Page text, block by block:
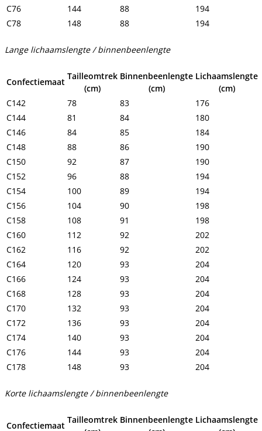
C76
144 88
194
C78
148 88 194
Lange lichaamslengte / binnenbeenlengte
Confectiemaat
Tailleomtrek
(cm)
Binnenbeenlengte
(cm)
Lichaamslengte
(cm)
C142
78 83
176
C144
81 84
180
C146
84 85
184
C148
88 86
190
C150
92 87
190
C152
96 88
194
C154
100 89
194
C156
104 90
198
C158
108 91
198
C160
112 92
202
C162
116 92
202
C164
120 93
204
C166
124 93
204
C168
128 93
204
C170
132 93
204
C172
136 93
204
C174
140 93
204
C176
144 93
204
C178
148 93 204
Korte lichaamslengte / binnenbeenlengte
Confectiemaat
Tailleomtrek Binnenbeenlengte Lichaamslengte